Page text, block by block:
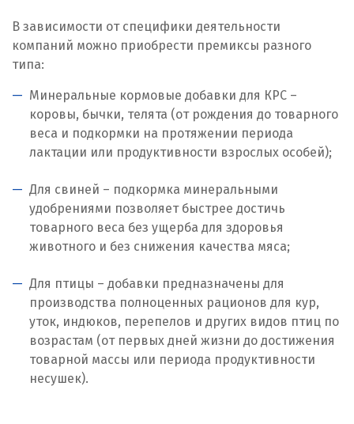
Люберцы
Магнитогорск
Махачкала
Мегион
Медведевка
Москва
Мытищи
Н
Набарежные Челны
В зависимости от специфики деятельности
компаний можно приобрести премиксы разного
типа:
Минеральные кормовые добавки для КРС –
коровы, бычки, телята (от рождения до товарного
веса и подкормки на протяжении периода
лактации или продуктивности взрослых особей);
Для свиней – подкормка минеральными
удобрениями позволяет быстрее достичь
товарного веса без ущерба для здоровья
животного и без снижения качества мяса;
Для птицы – добавки предназначены для
производства полноценных рационов для кур,
уток, индюков, перепелов и других видов птиц по
возрастам (от первых дней жизни до достижения
товарной массы или периода продуктивности
несушек).